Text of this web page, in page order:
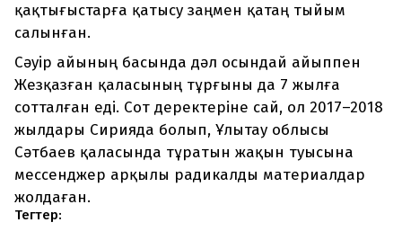
қақтығыстарға қатысу заңмен қатаң тыйым
салынған.
Сәуір айының басында дәл осындай айыппен
Жезқазған қаласының тұрғыны да 7 жылға
сотталған еді. Сот деректеріне сай, ол 2017–2018
жылдары Сирияда болып, Ұлытау облысы
Сәтбаев қаласында тұратын жақын туысына
мессенджер арқылы радикалды материалдар
жолдаған.
Тегтер: